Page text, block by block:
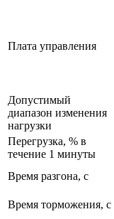
Плата управления
Допустимый
диапазон изменения
нагрузки
Перегрузка, % в
течение 1 минуты
Время разгона, с
Время торможения, с